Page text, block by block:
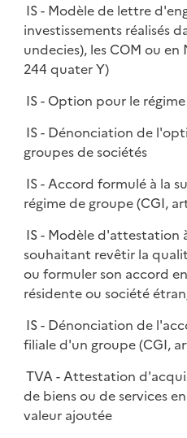
IS - Modèle de lettre
investissements réalisés
undecies), les COM ou
244 quater Y)
IS - Option pour le
IS - Dénonciation de
groupes de sociétés
IS - Accord formulé à la
régime de groupe (CGI,
IS - Modèle d'attestation
souhaitant revêtir la
ou formuler son accord
résidente ou société
IS - Dénonciation de
filiale d'un groupe (CGI,
TVA - Attestation
de biens ou de services
valeur ajoutée